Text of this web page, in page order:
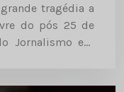
tragédia a
do pós 25 de
Jornalismo em